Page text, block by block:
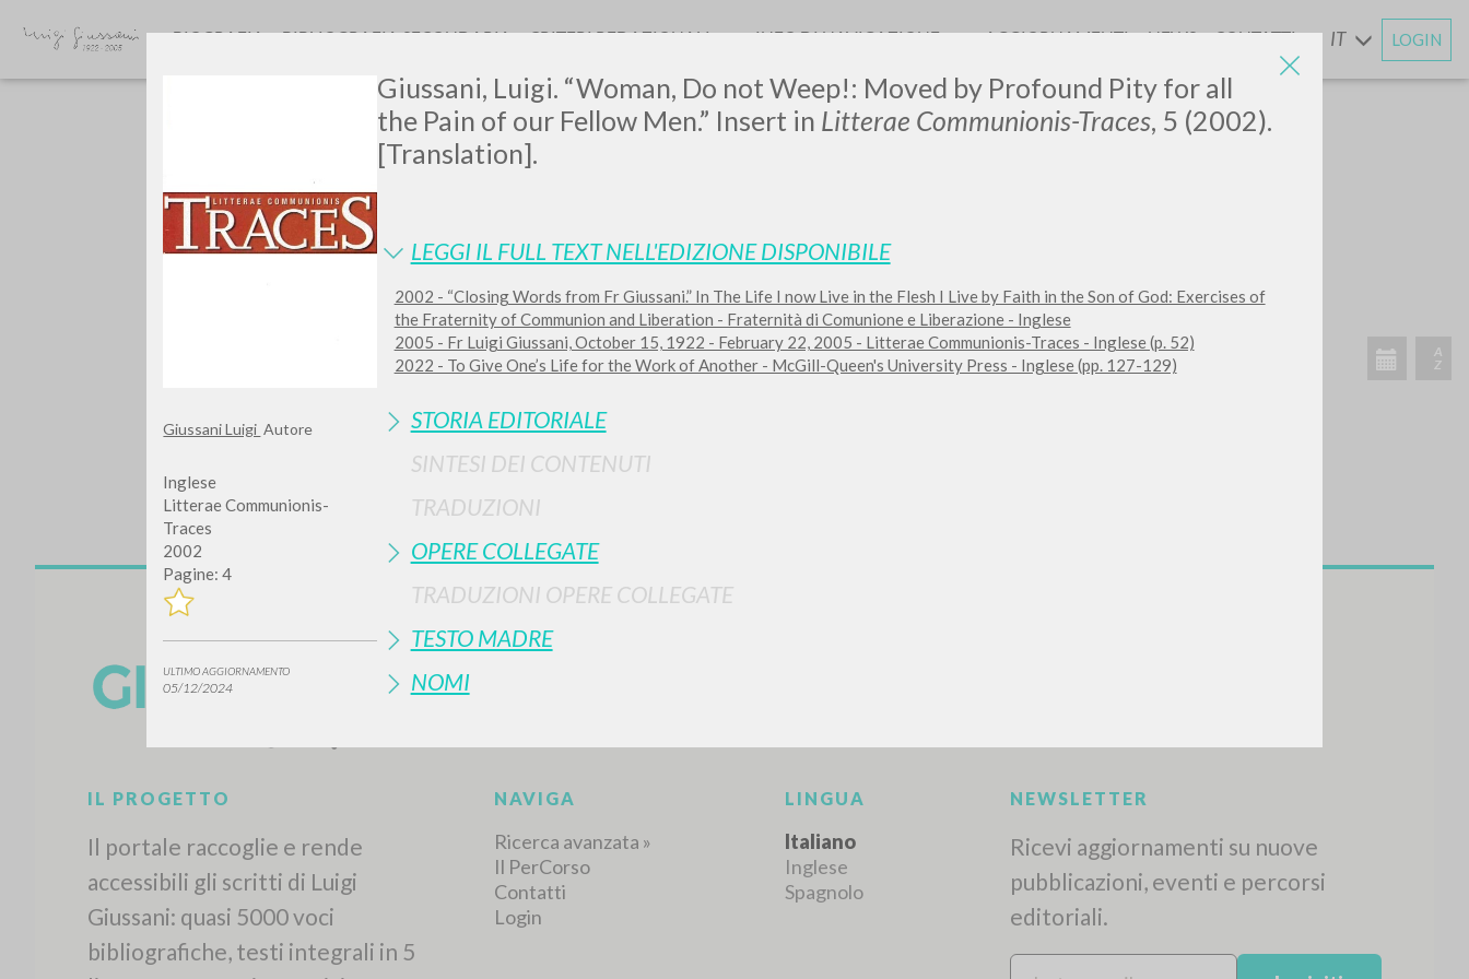
Giussani Luigi Autore
Inglese
Litterae Communionis-
Traces
2002
Pagine: 4
ULTIMO AGGIORNAMENTO
05/12/2024
Giussani, Luigi. “Woman, Do not Weep!: Moved by Profound Pity for all
the Pain of our Fellow Men.” Insert in Litterae Communionis-Traces, 5 (2002).
[Translation].
LEGGI IL FULL TEXT NELL'EDIZIONE DISPONIBILE
2002 - “Closing Words from Fr Giussani.” In The Life I now Live in the Flesh I Live by Faith in the Son of God: Exercises of
the Fraternity of Communion and Liberation - Fraternità di Comunione e Liberazione - Inglese
2005 - Fr Luigi Giussani, October 15, 1922 - February 22, 2005 - Litterae Communionis-Traces - Inglese (p. 52)
2022 - To Give One’s Life for the Work of Another - McGill-Queen's University Press - Inglese (pp. 127-129)
STORIA EDITORIALE
SINTESI DEI CONTENUTI
TRADUZIONI
OPERE COLLEGATE
TRADUZIONI OPERE COLLEGATE
TESTO MADRE
NOMI
BIOGRAFIA BIBLIOGRAFIA SECONDARIA CRITERI REDAZIONALI INFO DI NAVIGAZIONE AGGIORNAMENTIENEWS CONTATTI IT LOGIN
Visualizza dettagli per tipologia
TIPOLOGIA OPERA LINGUA AUTORE ANNO ATTIVITÀ RECENTI
A
Z
IL PROGETTO
Il portale raccoglie e rende
accessibili gli scritti di Luigi
Giussani: quasi 5000 voci
bibliografiche, testi integrali in 5
NAVIGA
Ricerca avanzata »
Il PerCorso
Contatti
Login
LINGUA
Italiano
Inglese
Spagnolo
NEWSLETTER
Ricevi aggiornamenti su nuove
pubblicazioni, eventi e percorsi
editoriali.